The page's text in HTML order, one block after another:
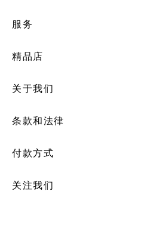
付款方式
关注我们
服务
精品店
关于我们
条款和法律